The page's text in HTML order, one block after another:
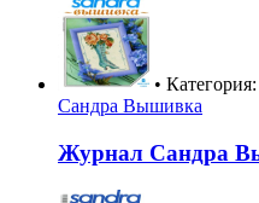
• Категория:
Сандра Вышивка
Журнал Сандра